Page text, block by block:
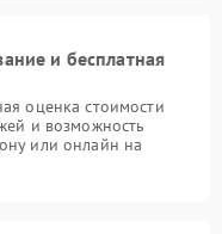
и бесплатная
оценка стоимости
и возможность
или онлайн на